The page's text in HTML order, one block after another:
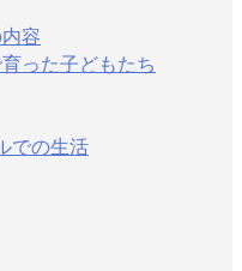
容
った子どもたち
での生活